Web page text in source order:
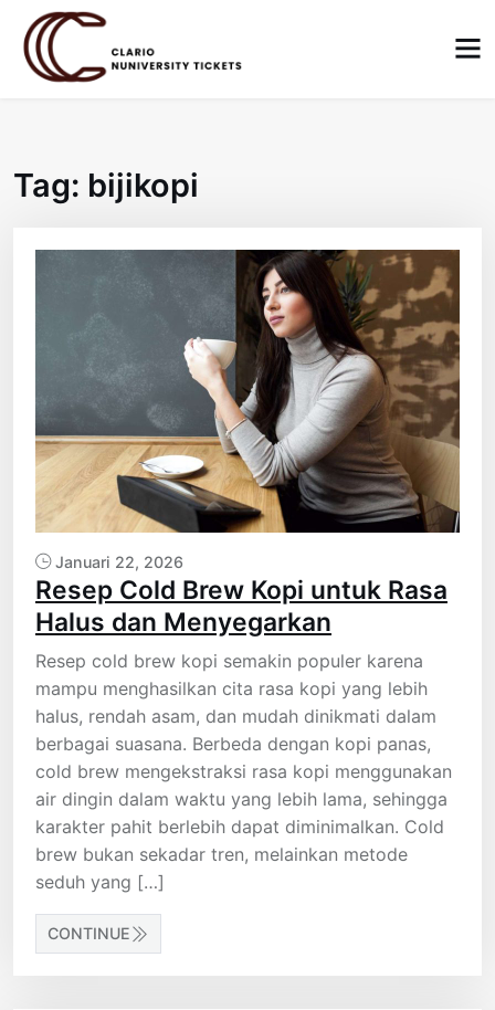
content
Tag: bijikopi
Januari 22, 2026
Resep Cold Brew Kopi untuk Rasa
Halus dan Menyegarkan
Resep cold brew kopi semakin populer karena
mampu menghasilkan cita rasa kopi yang lebih
halus, rendah asam, dan mudah dinikmati dalam
berbagai suasana. Berbeda dengan kopi panas,
cold brew mengekstraksi rasa kopi menggunakan
air dingin dalam waktu yang lebih lama, sehingga
karakter pahit berlebih dapat diminimalkan. Cold
brew bukan sekadar tren, melainkan metode
seduh yang […]
CONTINUE